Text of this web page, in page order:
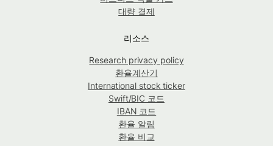
대량 결제
리소스
Research privacy policy
환율계산기
International stock ticker
Swift/BIC 코드
IBAN 코드
환율 알림
환율 비교